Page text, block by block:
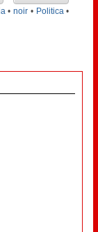
•noir • Politica•